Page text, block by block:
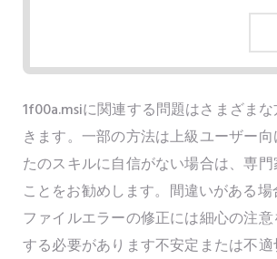
1f00a.msiに関連する問題はさまざま
きます。一部の方法は上級ユーザー
たのスキルに自信がない場合は、専
ことをお勧めします。間違いがある場
ファイルエラーの修正には細心の注
する必要があります不安定または不